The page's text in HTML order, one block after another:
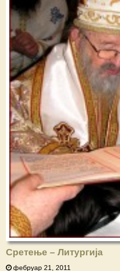
Сретење – Литургија
фебруар 21, 2011